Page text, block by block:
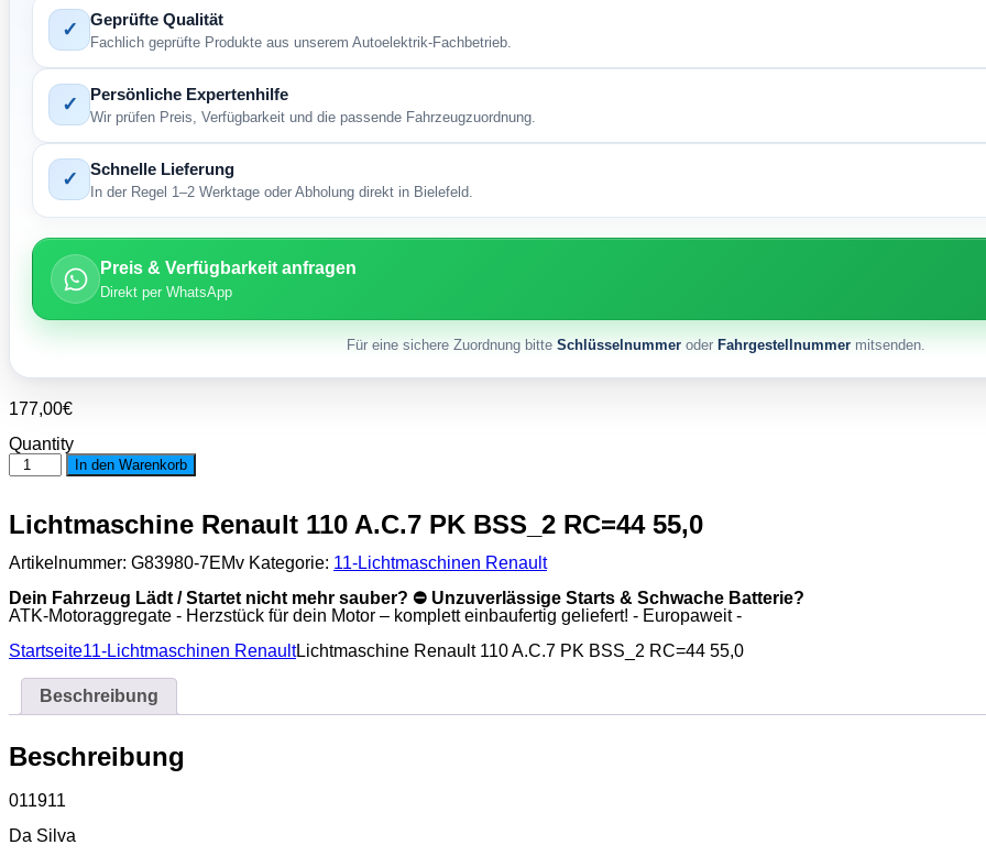
✓ Geprüfte Qualität
Fachlich geprüfte Produkte aus unserem Autoelektrik-Fachbetrieb.
✓ Persönliche Expertenhilfe
Wir prüfen Preis, Verfügbarkeit und die passende Fahrzeugzuordnung.
✓ Schnelle Lieferung
In der Regel 1–2 Werktage oder Abholung direkt in Bielefeld.
Preis & Verfügbarkeit anfragen
Direkt per WhatsApp
Für eine sichere Zuordnung bitte Schlüsselnummer oder Fahrgestellnummer mitsenden.
177,00€
Quantity
Lichtmaschine
Renault
A.C.7
PK
RC=44
Menge
In den Warenkorb
Lichtmaschine Renault 110 A.C.7 PK BSS_2 RC=44 55,0
Artikelnummer: G83980-7EMv Kategorie: 11-Lichtmaschinen Renault
Dein Fahrzeug Lädt / Startet nicht mehr sauber? ⛔ Unzuverlässige Starts & Schwache Batterie?
ATK-Motoraggregate - Herzstück für dein Motor – komplett einbaufertig geliefert! - Europaweit -
Startseite11-Lichtmaschinen RenaultLichtmaschine Renault 110 A.C.7 PK BSS_2 RC=44 55,0
Beschreibung
Beschreibung
011911
Da Silva